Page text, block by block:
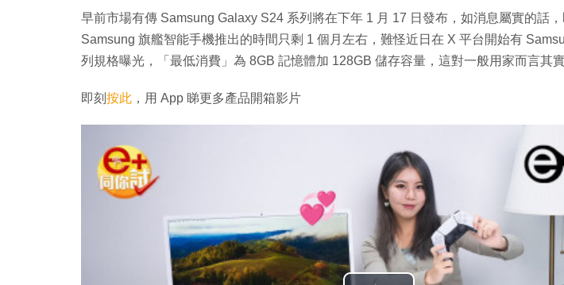
早前市場有傳 Samsung Galaxy S24 系列將在下年 1 月 17 日發布，如消息屬實的話
Samsung 旗艦智能手機推出的時間只剩 1 個月左右，難怪近日在 X 平台開始有
列規格曝光，「最低消費」為 8GB 記憶體加 128GB 儲存容量，這對一般用家而言其實
即刻 按此 ，用 App 睇更多產品開箱影片